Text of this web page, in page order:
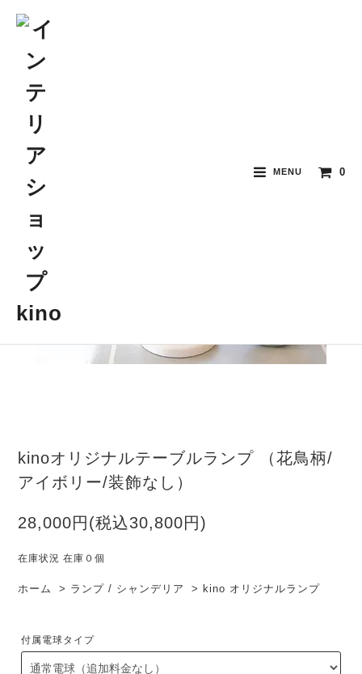
MENU 0
kinoオリジナルテーブルランプ （花鳥柄/
アイボリー/装飾なし）
28,000円(税込30,800円)
在庫状況 在庫０個
ホーム > ランプ / シャンデリア > kino オリジナルランプ
付属電球タイプ